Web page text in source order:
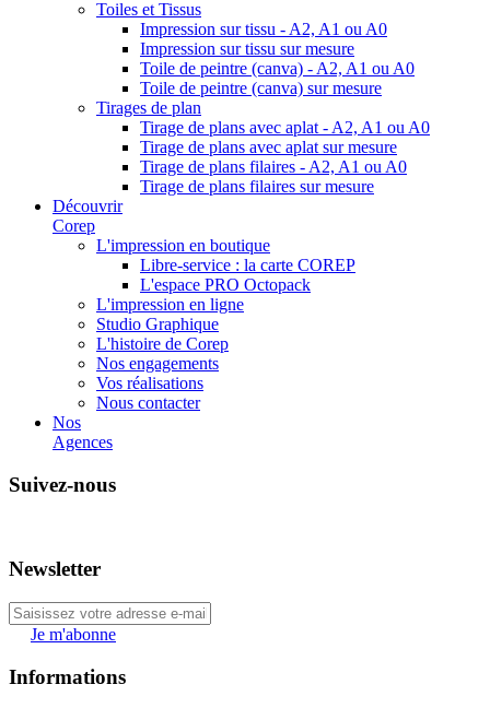
Toiles et Tissus
Impression sur tissu - A2, A1 ou A0
Impression sur tissu sur mesure
Toile de peintre (canva) - A2, A1 ou A0
Toile de peintre (canva) sur mesure
Tirages de plan
Tirage de plans avec aplat - A2, A1 ou A0
Tirage de plans avec aplat sur mesure
Tirage de plans filaires - A2, A1 ou A0
Tirage de plans filaires sur mesure
Découvrir
Corep
L'impression en boutique
Libre-service : la carte COREP
L'espace PRO Octopack
L'impression en ligne
Studio Graphique
L'histoire de Corep
Nos engagements
Vos réalisations
Nous contacter
Nos
Agences
Suivez-nous
Newsletter
Je m'abonne
Informations